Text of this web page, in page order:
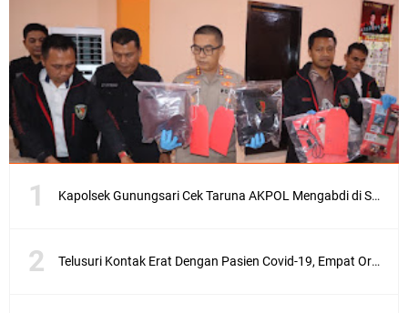
Kapolsek Gunungsari Cek Taruna AKPOL Mengabdi di SRD 4
Telusuri Kontak Erat Dengan Pasien Covid-19, Empat Orang di Desa Kedaro Sekotong Dirapid